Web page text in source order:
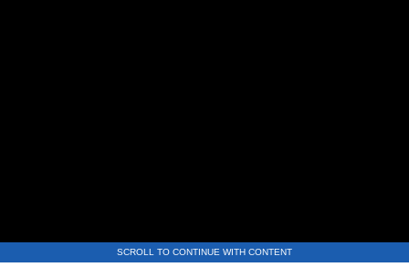
SCROLL TO CONTINUE WITH CONTENT